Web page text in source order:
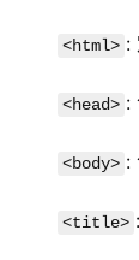
<html> :
<head> :
<body> :
<title>